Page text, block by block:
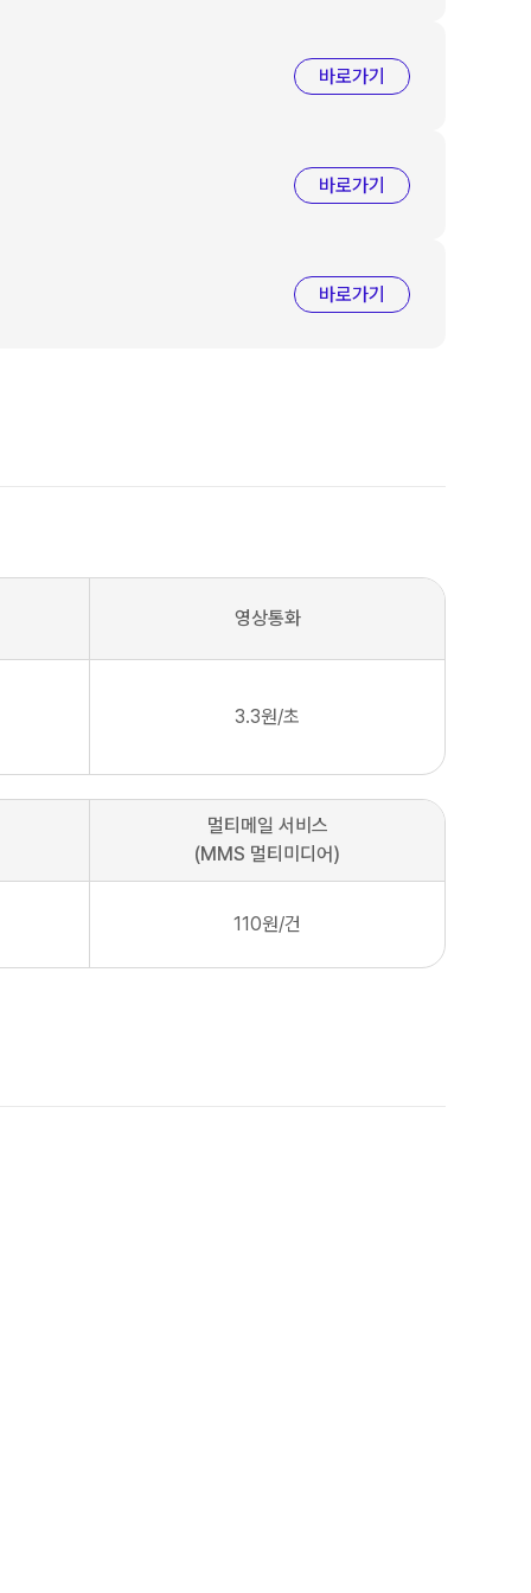
바로가기
바로가기
바로가기
영상통화
3.3원/초
멀티메일 서비스
(MMS 멀티미디어)
110원/건